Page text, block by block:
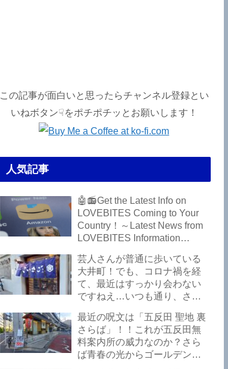
この記事が面白いと思ったらチャンネル登録とい
いねボタン☟をポチポチッとお願いします！
人気記事
🤖📻Get the Latest Info on
LOVEBITES Coming to Your
Country！～Latest News from
LOVEBITES Information
芸人さんが普通に歩いている
大井町！でも、コロナ禍を経
て、最近はすっかり会わない
ですねえ…いつも通り、さぼ
から飲んできました。私以外
にもLOVEBITESファンが数名
いるようですよ笑
最近の呪文は「五反田 聖地 裏
さらば」！！これが五反田無
料案内所の威力なのか？さら
ば青春の光からゴールデンウ